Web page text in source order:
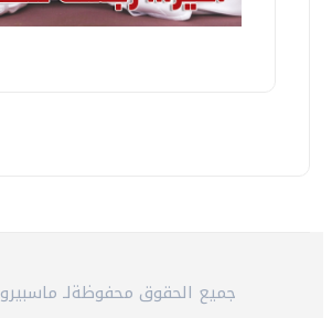
© 2026 جميع الحقوق محفوظةلـ ماسبيرو